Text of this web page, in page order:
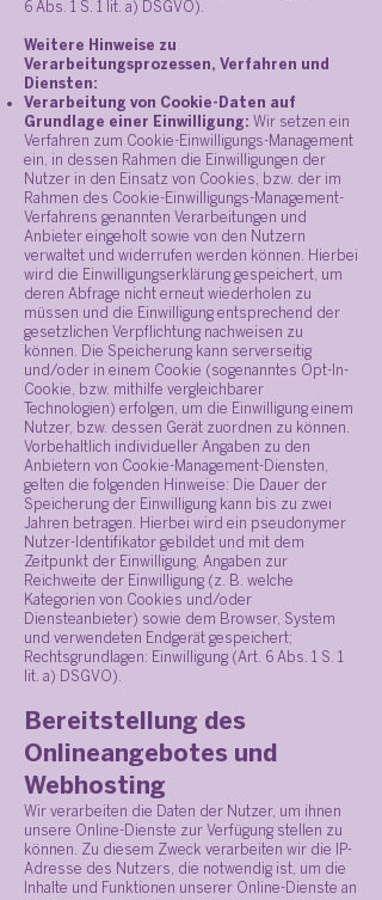
6 Abs. 1 S. 1 lit. a) DSGVO).
Weitere Hinweise zu
Verarbeitungsprozessen, Verfahren und
Diensten:
Verarbeitung von Cookie-Daten auf
Grundlage einer Einwilligung: Wir setzen ein
Verfahren zum Cookie-Einwilligungs-Management
ein, in dessen Rahmen die Einwilligungen der
Nutzer in den Einsatz von Cookies, bzw. der im
Rahmen des Cookie-Einwilligungs-Management-
Verfahrens genannten Verarbeitungen und
Anbieter eingeholt sowie von den Nutzern
verwaltet und widerrufen werden können. Hierbei
wird die Einwilligungserklärung gespeichert, um
deren Abfrage nicht erneut wiederholen zu
müssen und die Einwilligung entsprechend der
gesetzlichen Verpflichtung nachweisen zu
können. Die Speicherung kann serverseitig
und/oder in einem Cookie (sogenanntes Opt-In-
Cookie, bzw. mithilfe vergleichbarer
Technologien) erfolgen, um die Einwilligung einem
Nutzer, bzw. dessen Gerät zuordnen zu können.
Vorbehaltlich individueller Angaben zu den
Anbietern von Cookie-Management-Diensten,
gelten die folgenden Hinweise: Die Dauer der
Speicherung der Einwilligung kann bis zu zwei
Jahren betragen. Hierbei wird ein pseudonymer
Nutzer-Identifikator gebildet und mit dem
Zeitpunkt der Einwilligung, Angaben zur
Reichweite der Einwilligung (z. B. welche
Kategorien von Cookies und/oder
Diensteanbieter) sowie dem Browser, System
und verwendeten Endgerät gespeichert;
Rechtsgrundlagen: Einwilligung (Art. 6 Abs. 1 S. 1
lit. a) DSGVO).
Bereitstellung des
Onlineangebotes und
Webhosting
Wir verarbeiten die Daten der Nutzer, um ihnen
unsere Online-Dienste zur Verfügung stellen zu
können. Zu diesem Zweck verarbeiten wir die IP-
Adresse des Nutzers, die notwendig ist, um die
Inhalte und Funktionen unserer Online-Dienste an